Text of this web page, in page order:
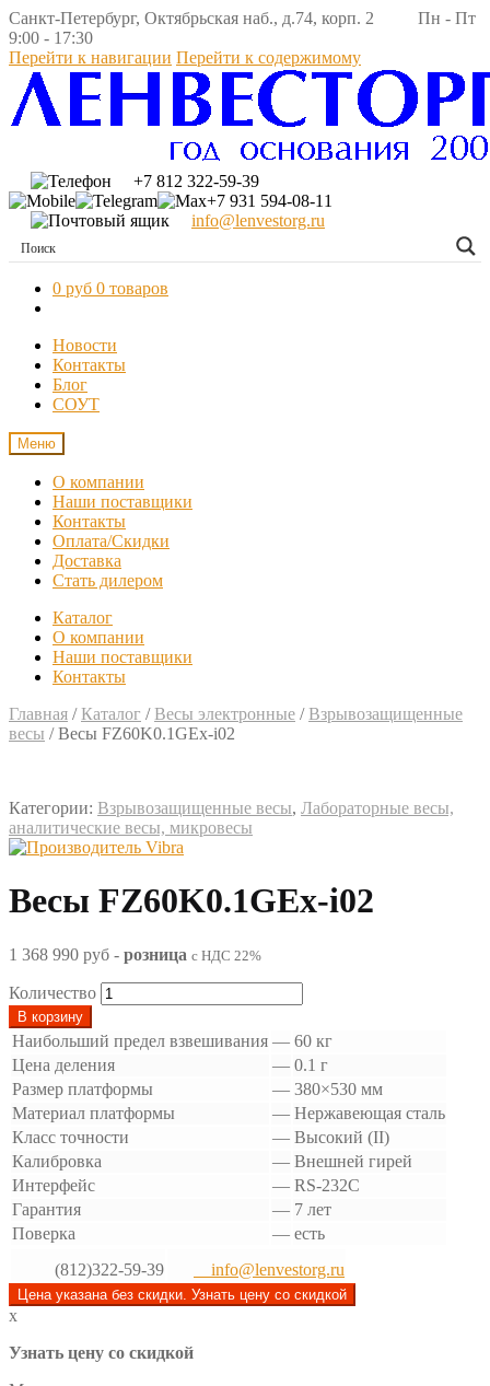
Санкт-Петербург, Октябрьская наб., д.74, корп. 2 Пн - Пт
9:00 - 17:30
Перейти к навигации Перейти к содержимому
+7 812 322-59-39
+7 931 594-08-11
info@lenvestorg.ru
0 руб 0 товаров
Новости
Контакты
Блог
СОУТ
Меню
О компании
Наши поставщики
Контакты
Оплата/Скидки
Доставка
Стать дилером
Каталог
О компании
Наши поставщики
Контакты
Главная / Каталог / Весы электронные / Взрывозащищенные
весы /Весы FZ60K0.1GEx-i02
Категории: Взрывозащищенные весы, Лабораторные весы,
аналитические весы, микровесы
Весы FZ60K0.1GEx-i02
1 368 990 руб - розница с НДС 22%
Количество
В корзину
Наибольший предел взвешивания — 60 кг
Цена деления
— 0.1 г
Размер платформы
— 380×530 мм
Материал платформы
— Нержавеющая сталь
Класс точности
— Высокий (II)
Калибровка
— Внешней гирей
Интерфейс
— RS-232C
Гарантия
— 7 лет
Поверка
— есть
(812)322-59-39
info@lenvestorg.ru
Цена указана без скидки. Узнать цену со скидкой
x
Узнать цену со скидкой